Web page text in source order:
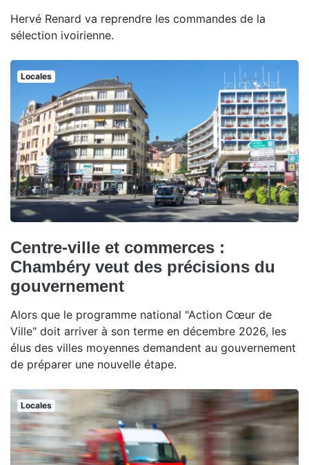
Hervé Renard va reprendre les commandes de la
sélection ivoirienne.
Locales
Centre-ville et commerces :
Chambéry veut des précisions du
gouvernement
Alors que le programme national "Action Cœur de
Ville" doit arriver à son terme en décembre 2026, les
élus des villes moyennes demandent au gouvernement
de préparer une nouvelle étape.
Locales